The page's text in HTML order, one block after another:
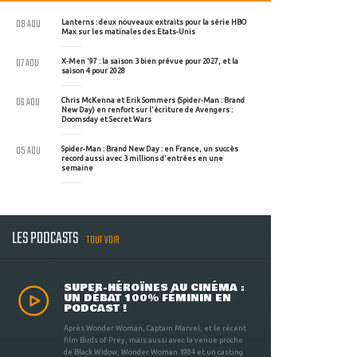
Lanterns : deux nouveaux extraits pour la série HBO
Max sur les matinales des Etats-Unis
08 AOU
X-Men '97 : la saison 3 bien prévue pour 2027, et la
saison 4 pour 2028
07 AOU
Chris McKenna et Erik Sommers (Spider-Man : Brand
New Day) en renfort sur l'écriture de Avengers :
Doomsday et Secret Wars
06 AOU
Spider-Man : Brand New Day : en France, un succès
record aussi avec 3 millions d'entrées en une
semaine
05 AOU
LES PODCASTS TOUT VOIR
SUPER-HÉROÏNES AU CINÉMA :
UN DÉBAT 100% FÉMININ EN
PODCAST !
Après Wonder Woman, Captain Marvel, et le récent
film Birds of Prey, mais aussi avec la venue proche
de Black Widow, Wonder Woman 1984 et un casting